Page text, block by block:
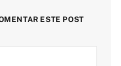
ESTE POST